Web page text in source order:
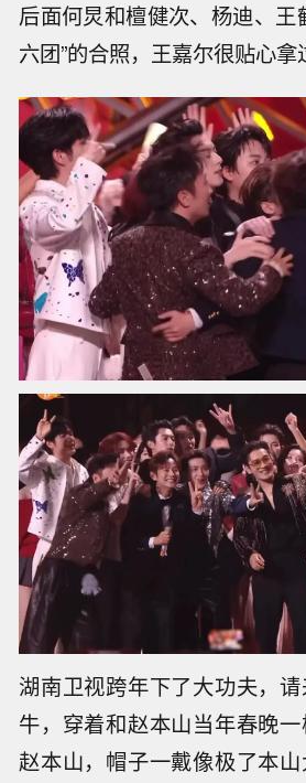
后面何炅和檀健次、杨迪、王
六团”的合照，王嘉尔很贴心拿
湖南卫视跨年下了大功夫，
牛，穿着和赵本山当年春晚
赵本山，帽子一戴像极了本